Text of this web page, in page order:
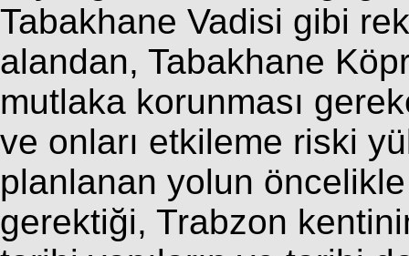
Tabakhane Vadisi gibi
alandan, Tabakhane
mutlaka korunması
ve onları etkileme riski
planlanan yolun öncelikle
gerektiği, Trabzon